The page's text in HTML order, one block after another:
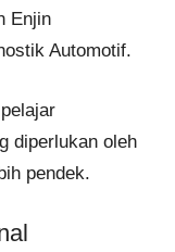
Enjin
Automotif.
diperlukan oleh
pendek.